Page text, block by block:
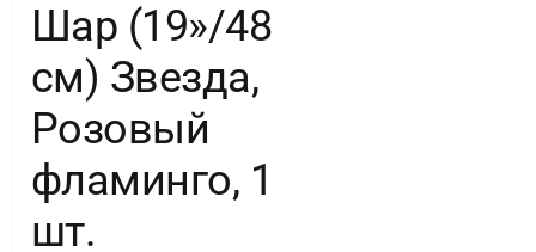
Шар (19»/48
см) Звезда,
Розовый
фламинго, 1
шт.